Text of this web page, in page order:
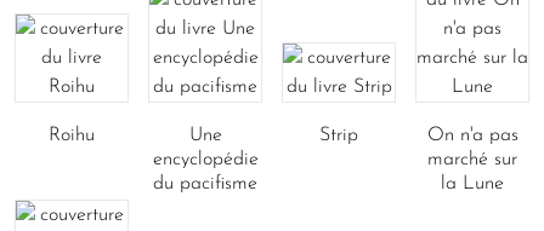
Roihu
Une
encyclopédie
du pacifisme
Strip
On n'a pas
marché sur
la Lune